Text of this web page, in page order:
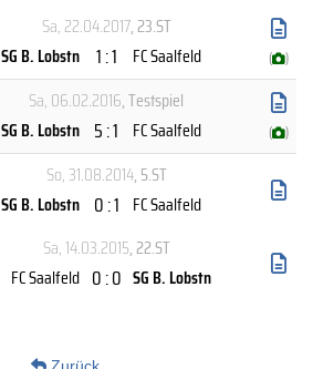
Sa, 22.04.2017, 23.ST
SG B. Lobstn
1 : 1 FC Saalfeld ( )
Sa, 06.02.2016, Testspiel
SG B. Lobstn 5 : 1 FC Saalfeld ( )
So, 31.08.2014, 5.ST
SG B. Lobstn 0 : 1 FC Saalfeld
Sa, 14.03.2015, 22.ST
FC Saalfeld 0 : 0 SG B. Lobstn
Zurück